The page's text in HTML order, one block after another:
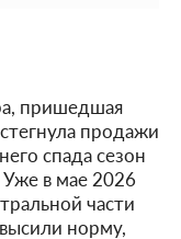
пришедшая
продажи
спада сезон
Уже в мае 2026
части
норму,